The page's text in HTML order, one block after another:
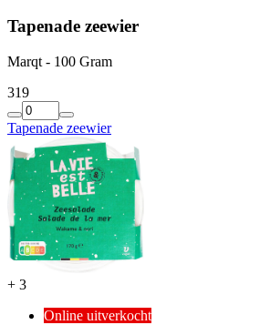
Tapenade zeewier
Marqt - 100 Gram
319
Tapenade zeewier
+ 3
Online uitverkocht